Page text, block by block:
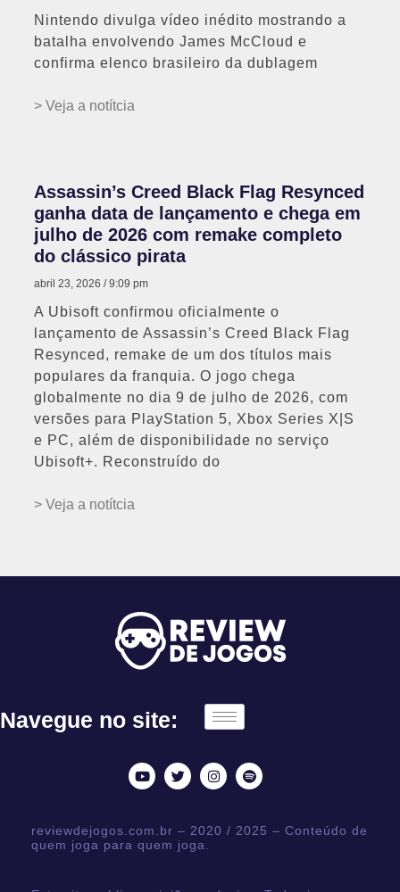
Nintendo divulga vídeo inédito mostrando a
batalha envolvendo James McCloud e
confirma elenco brasileiro da dublagem
> Veja a notítcia
Assassin’s Creed Black Flag Resynced
ganha data de lançamento e chega em
julho de 2026 com remake completo
do clássico pirata
abril 23, 2026 9:09 pm
A Ubisoft confirmou oficialmente o
lançamento de Assassin’s Creed Black Flag
Resynced, remake de um dos títulos mais
populares da franquia. O jogo chega
globalmente no dia 9 de julho de 2026, com
versões para PlayStation 5, Xbox Series X|S
e PC, além de disponibilidade no serviço
Ubisoft+. Reconstruído do
> Veja a notítcia
Navegue no site:
reviewdejogos.com.br – 2020 / 2025 – Conteúdo de
quem joga para quem joga.